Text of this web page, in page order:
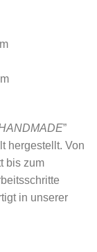
”
hergestellt. Von
bis zum
in unserer